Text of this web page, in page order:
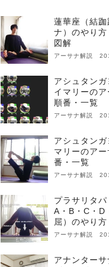
蓮華座（結
ナ）のやり方
図解
アーサナ解説
アシュタン
イマリーのア
順番・一覧
アーサナ解説
アシュタン
マリーのア
番・一覧
アーサナ解説
プラサリタ
A・B・C・D
屈）のやり方
アーサナ解説
アナンター